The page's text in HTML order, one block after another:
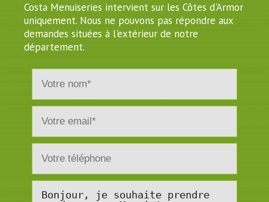
Costa Menuiseries intervient sur les Côtes d'Armor
uniquement. Nous ne pouvons pas répondre aux
demandes situées à l'extérieur de notre
département.